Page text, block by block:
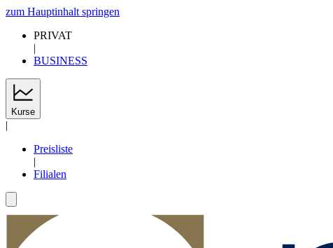
zum Hauptinhalt springen
PRIVAT
|
BUSINESS
Kurse
|
Preisliste
|
Filialen